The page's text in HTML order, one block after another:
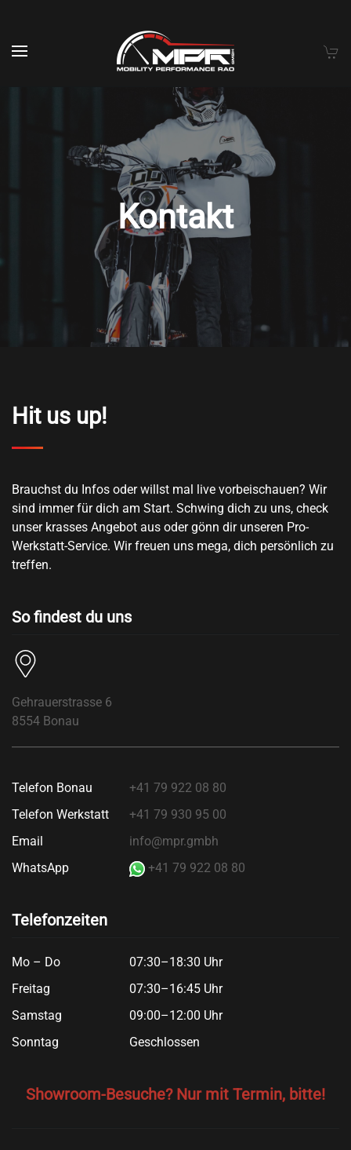
Skip to main content
Kontakt
Hit us up!
Brauchst du Infos oder willst mal live vorbeischauen? Wir
sind immer für dich am Start. Schwing dich zu uns, check
unser krasses Angebot aus oder gönn dir unseren Pro-
Werkstatt-Service. Wir freuen uns mega, dich persönlich zu
treffen.
So findest du uns
Gehrauerstrasse 6
8554 Bonau
Telefon Bonau
+41 79 922 08 80
Telefon Werkstatt
+41 79 930 95 00
Email
info@mpr.gmbh
WhatsApp
+41 79 922 08 80
Telefonzeiten
Mo – Do
07:30–18:30 Uhr
Freitag
07:30–16:45 Uhr
Samstag
09:00–12:00 Uhr
Sonntag
Geschlossen
Showroom-Besuche? Nur mit Termin, bitte!